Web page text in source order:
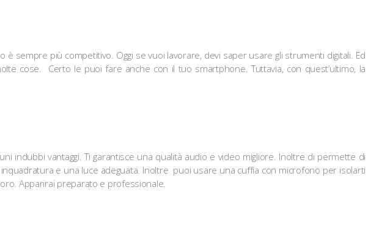
sempre più competitivo. Oggi se vuoi lavorare, devi saper usare gli strumenti digitali. Ed
cose. Certo le puoi fare anche con il tuo smartphone. Tuttavia, con quest’ultimo, la
indubbi vantaggi. Ti garantisce una qualità audio e video migliore. Inoltre di permette di
e una luce adeguata. Inoltre puoi usare una cuffia con microfono per isolarti
Apparirai preparato e professionale.